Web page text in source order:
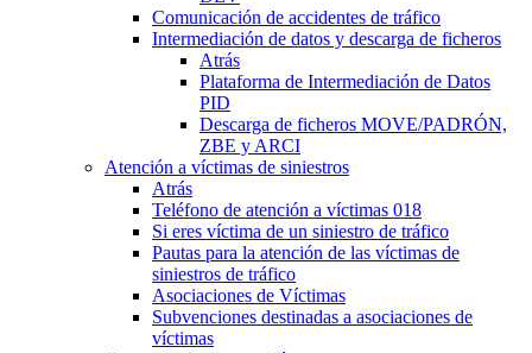
Comunicación de accidentes de tráfico
Intermediación de datos y descarga de ficheros
Atrás
Plataforma de Intermediación de Datos
PID
Descarga de ficheros MOVE/PADRÓN,
ZBE y ARCI
Atención a víctimas de siniestros
Atrás
Teléfono de atención a víctimas 018
Si eres víctima de un siniestro de tráfico
Pautas para la atención de las víctimas de
siniestros de tráfico
Asociaciones de Víctimas
Subvenciones destinadas a asociaciones de
víctimas